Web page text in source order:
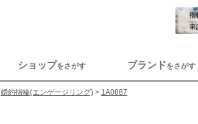
ショップをさがす ブランドをさがす
婚約指輪(エンゲージリング) 1A0887